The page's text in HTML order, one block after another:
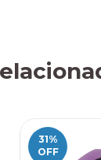
31%
OFF